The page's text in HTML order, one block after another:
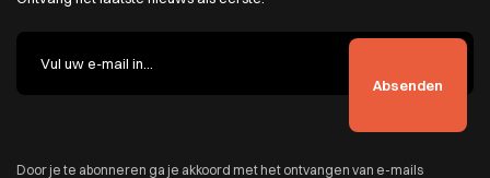
Door je te abonneren ga je akkoord met het ontvangen van e-mails